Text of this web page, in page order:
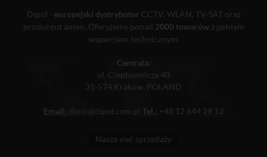
Dipol - europejski dystrybutor CCTV, WLAN, TV-SAT oraz
producent anten. Oferujemy ponad 2000 towarówz pełnym
wsparciem technicznym.
Centrala:
ul. Ciepłownicza 40
31-574 Kraków, POLAND
Email: dipol@dipol.com.pl Tel.: +48 12 644 29 13
Nasza sieć sprzedaży